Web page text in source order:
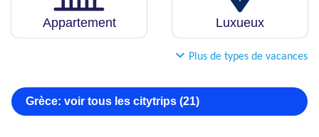
Appartement Luxueux
Plus de types de vacances
Grèce: voir tous les citytrips (21)